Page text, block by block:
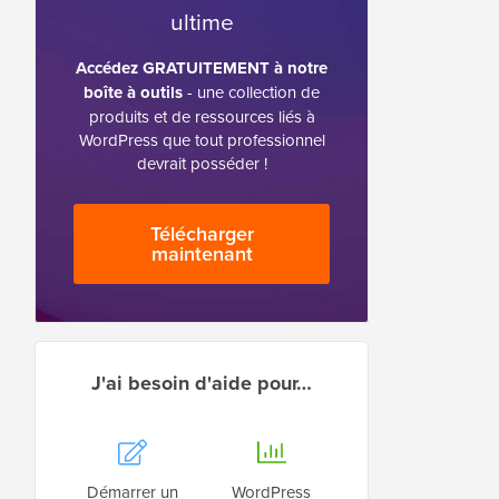
ultime
Accédez GRATUITEMENT à notre
boîte à outils- une collection de
produits et de ressources liés à
WordPress que tout professionnel
devrait posséder !
Télécharger
maintenant
J'ai besoin d'aide pour…
Démarrer un WordPress